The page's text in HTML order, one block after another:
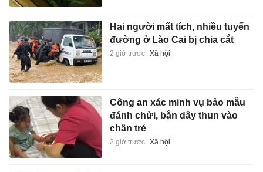
Hai người mất tích, nhiều tuyến
đường ở Lào Cai bị chia cắt
2 giờ trước Xã hội
Công an xác minh vụ bảo mẫu
đánh chửi, bắn dây thun vào
chân trẻ
2 giờ trước Xã hội